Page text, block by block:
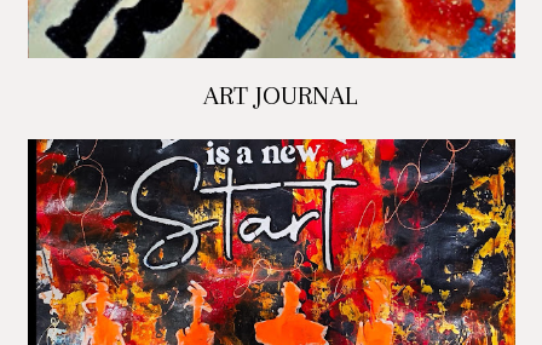
ART JOURNAL